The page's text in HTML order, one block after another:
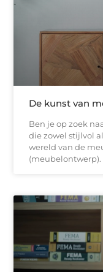
De kunst van
Ben je op zoek
die zowel stijlvol
wereld van de